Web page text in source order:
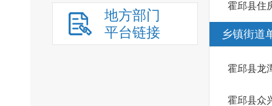
地方部门
平台链接
霍邱县住
乡镇街道
霍邱县龙
霍邱县众